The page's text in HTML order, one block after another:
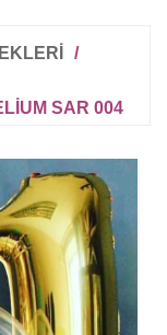
/
SAR 004